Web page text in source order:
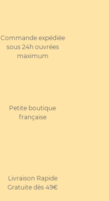
Commande expédiée
sous 24h ouvrées
maximum
Petite boutique
française
Livraison Rapide
Gratuite dès 49€